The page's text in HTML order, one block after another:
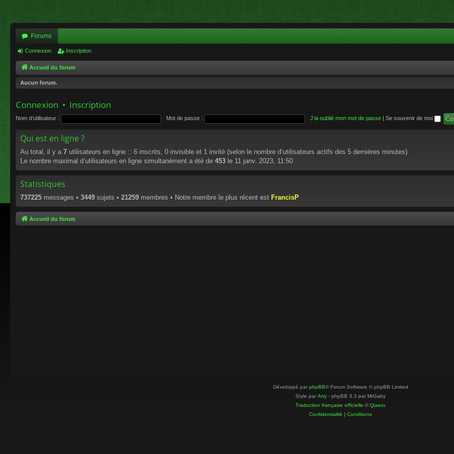
Forums
Connexion Inscription
Accueil du forum
Aucun forum.
Connexion • Inscription
Nom d’utilisateur : Mot de passe : J’ai oublié mon mot de passe Se souvenir de moi
Qui est en ligne ?
Au total, il y a 7 utilisateurs en ligne :: 6 inscrits, 0 invisible et 1 invité (selon le nombre d’utilisateurs actifs des 5 dernières minutes)
Le nombre maximal d’utilisateurs en ligne simultanément a été de 453 le 11 janv. 2023, 11:50
Statistiques
737225 messages • 3449 sujets • 21259 membres • Notre membre le plus récent est FrancisP
Accueil du forum
Développé par phpBB® Forum Software © phpBB Limited
Style par Arty - phpBB 3.3 par MrGaby
Traduction française officielle ©Qiaeru
Confidentialité | Conditions